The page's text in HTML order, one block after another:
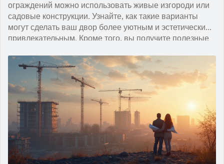
ограждений можно использовать живые изгороди или
садовые конструкции. Узнайте, как такие варианты
могут сделать ваш двор более уютным и эстетически
привлекательным. Кроме того, вы получите полезные
преимуществам перед традиционными заборами.